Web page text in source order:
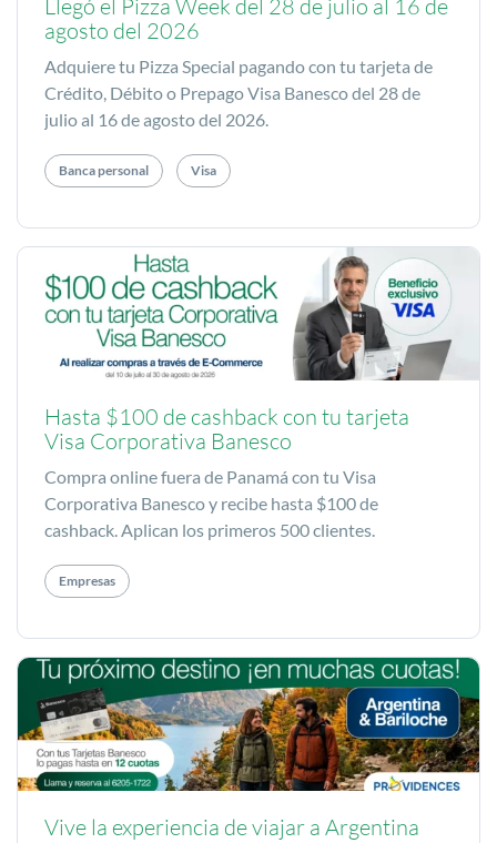
Llegó el Pizza Week del 28 de julio al 16 de
agosto del 2026
Adquiere tu Pizza Special pagando con tu tarjeta de
Crédito, Débito o Prepago Visa Banesco del 28 de
julio al 16 de agosto del 2026.
Banca personal Visa
Hasta $100 de cashback con tu tarjeta
Visa Corporativa Banesco
Compra online fuera de Panamá con tu Visa
Corporativa Banesco y recibe hasta $100 de
cashback. Aplican los primeros 500 clientes.
Empresas
Vive la experiencia de viajar a Argentina